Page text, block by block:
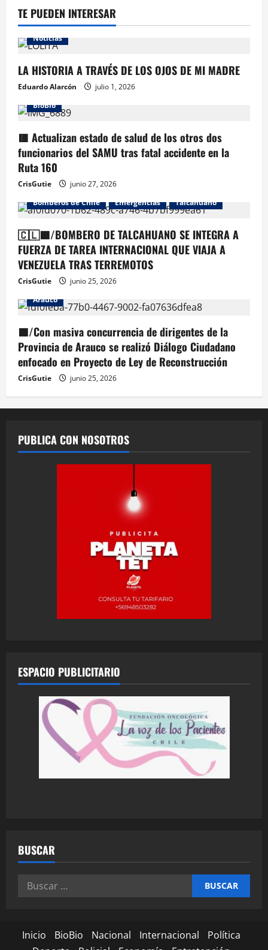
TE PUEDEN INTERESAR
Noticias
LA HISTORIA A TRAVÉS DE LOS OJOS DE MI MADRE
Eduardo Alarcón
julio 1, 2026
BioBio
🟥 Actualizan estado de salud de los otros dos
funcionarios del SAMU tras fatal accidente en la
Ruta 160
CrisGutie
junio 27, 2026
Bomberos de Chile
Emergencias Talcahuano
🇨🇱🟦/BOMBERO DE TALCAHUANO SE INTEGRA A
FUERZA DE TAREA INTERNACIONAL QUE VIAJA A
VENEZUELA TRAS TERREMOTOS
CrisGutie
junio 25, 2026
Arauco
🟦/Con masiva concurrencia de dirigentes de la
Provincia de Arauco se realizó Diálogo Ciudadano
enfocado en Proyecto de Ley de Reconstrucción
CrisGutie junio 25, 2026
PUBLICA CON NOSOTROS
ESPACIO PUBLICITARIO
BUSCAR
Inicio BioBio Nacional Internacional
Política